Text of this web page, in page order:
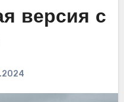
версия с